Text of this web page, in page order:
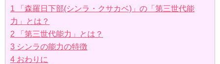
1 「森羅日下部(シンラ・クサカベ)」の「第三世代能
力」とは？
2 「第三世代能力」とは？
3 シンラの能力の特徴
4 おわりに